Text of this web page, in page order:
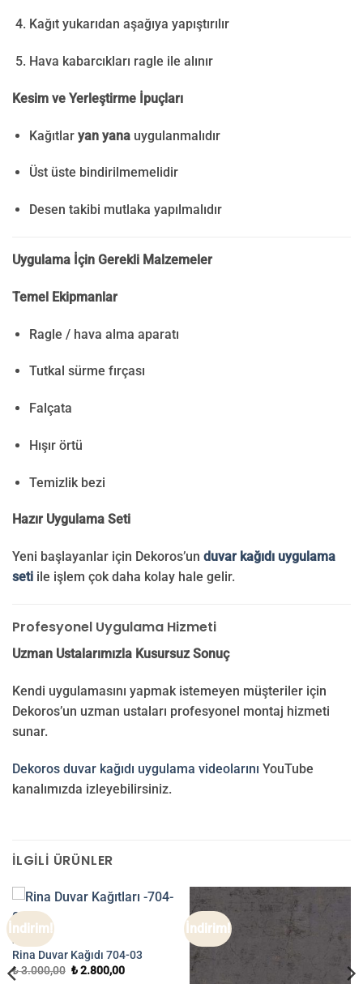
Kağıt yukarıdan aşağıya yapıştırılır
Hava kabarcıkları ragle ile alınır
Kesim ve Yerleştirme İpuçları
Kağıtlar yan yanauygulanmalıdır
Üst üste bindirilmemelidir
Desen takibi mutlaka yapılmalıdır
Uygulama İçin Gerekli Malzemeler
Temel Ekipmanlar
Ragle / hava alma aparatı
Tutkal sürme fırçası
Falçata
Hışır örtü
Temizlik bezi
Hazır Uygulama Seti
Yeni başlayanlar için Dekoros’un duvar kağıdı uygulama
seti ile işlem çok daha kolay hale gelir.
Profesyonel Uygulama Hizmeti
Uzman Ustalarımızla Kusursuz Sonuç
Kendi uygulamasını yapmak istemeyen müşteriler için
Dekoros’un uzman ustaları profesyonel montaj hizmeti
sunar.
Dekoros duvar kağıdı uygulama videolarını YouTube
kanalımızda izleyebilirsiniz.
İLGILI ÜRÜNLER
İndirim!
RINA
Rina Duvar Kağıdı 704-03
₺3.000,00 Orijinal
₺2.800,00Şu
İndirim!